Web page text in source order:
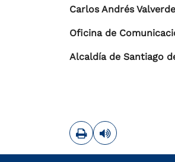
Carlos Andrés
Oficina de
Alcaldía de Santiago
ImprimirLeer contenido